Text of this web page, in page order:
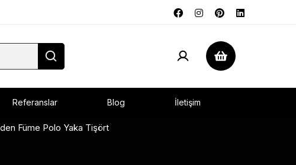
Referanslar Blog İletişim
Füme Polo Yaka Tişört